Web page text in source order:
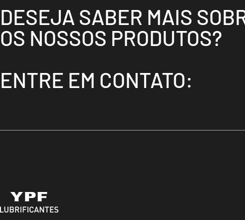
DESEJA SABER MAIS
OS NOSSOS PRODUTOS?
ENTRE EM CONTATO: